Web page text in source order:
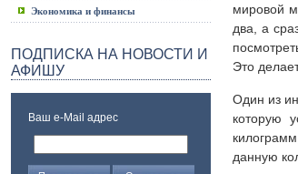
Экономика и финансы
ПОДПИСКА НА НОВОСТИ И
АФИШУ
Ваш e-Mail адрес
мировой
два, а
Это
Один из
которую
данную